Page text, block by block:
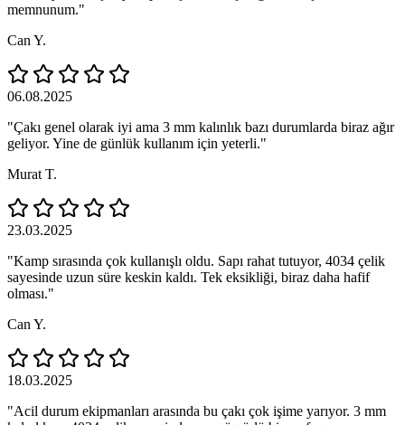
memnunum."
Can Y.
06.08.2025
"Çakı genel olarak iyi ama 3 mm kalınlık bazı durumlarda biraz ağır
geliyor. Yine de günlük kullanım için yeterli."
Murat T.
23.03.2025
"Kamp sırasında çok kullanışlı oldu. Sapı rahat tutuyor, 4034 çelik
sayesinde uzun süre keskin kaldı. Tek eksikliği, biraz daha hafif
olması."
Can Y.
18.03.2025
"Acil durum ekipmanları arasında bu çakı çok işime yarıyor. 3 mm